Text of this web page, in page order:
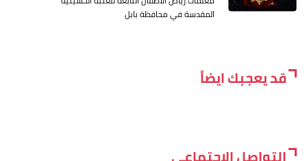
المقدسة في محافظة بابل
قد يعجبك ايضاً